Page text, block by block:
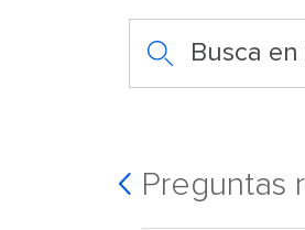
Busca
Preguntas